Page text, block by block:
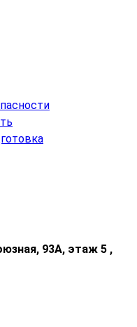
93А, этаж 5 ,